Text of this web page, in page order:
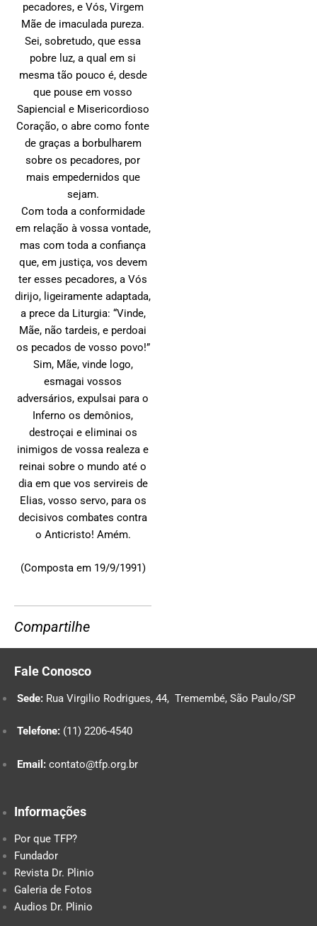
pecadores, e Vós, Virgem
Mãe de imaculada pureza.
Sei, sobretudo, que essa
pobre luz, a qual em si
mesma tão pouco é, desde
que pouse em vosso
Sapiencial e Misericordioso
Coração, o abre como fonte
de graças a borbulharem
sobre os pecadores, por
mais empedernidos que
sejam.
Com toda a conformidade
em relação à vossa vontade,
mas com toda a confiança
que, em justiça, vos devem
ter esses pecadores, a Vós
dirijo, ligeiramente adaptada,
a prece da Liturgia: “Vinde,
Mãe, não tardeis, e perdoai
os pecados de vosso povo!”
Sim, Mãe, vinde logo,
esmagai vossos
adversários, expulsai para o
Inferno os demônios,
destroçai e eliminai os
inimigos de vossa realeza e
reinai sobre o mundo até o
dia em que vos servireis de
Elias, vosso servo, para os
decisivos combates contra
o Anticristo! Amém.
(Composta em 19/9/1991)
Compartilhe
Fale Conosco
Sede: Rua Virgilio Rodrigues, 44, Tremembé, São Paulo/SP
Telefone: (11) 2206-4540
Email: contato@tfp.org.br
Informações
Por que TFP?
Fundador
Revista Dr. Plinio
Galeria de Fotos
Audios Dr. Plinio